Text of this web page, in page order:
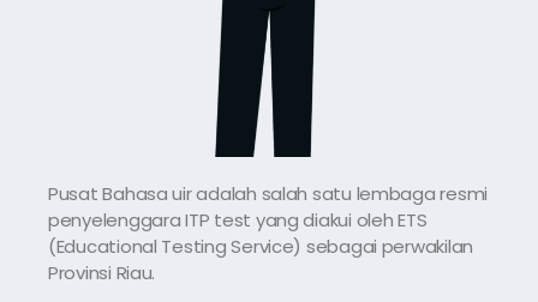
Pusat Bahasa uir adalah salah satu lembaga resmi
penyelenggara ITP test yang diakui oleh ETS
(Educational Testing Service) sebagai perwakilan
Provinsi Riau.